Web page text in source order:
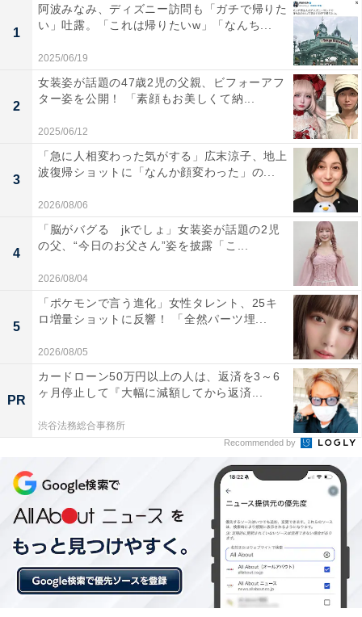
1
阿波みなみ、ディズニー訪問も「ガチで帰りた
い」吐露。「これは帰りたいw」「なんち...
2025/06/19
2
女装姿が話題の47歳2児の父親、ビフォーアフ
ター姿を公開！ 「素顔もお美しくて納...
2025/06/12
3
「急に人相変わった気がする」広末涼子、地上
波復帰ショットに「なんか顔変わった」の...
2026/08/06
4
「脳がバグる jkでしょ」女装姿が話題の2児
の父、“今日のお父さん”姿を披露「こ...
2026/08/04
5
「ポケモンで言う進化」女性タレント、25キ
ロ増量ショットに反響！ 「全然パーツ埋...
2026/08/05
PR
カードローン50万円以上の人は、返済を3～6
ヶ月停止して『大幅に減額してから返済...
渋谷法務総合事務所
Recommended by